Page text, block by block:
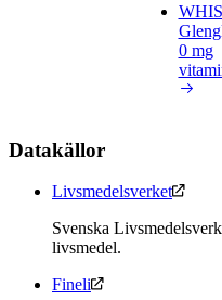
0 mg
Datakällor
Livsmedelsverket
Svenska
livsmedel.
Fineli